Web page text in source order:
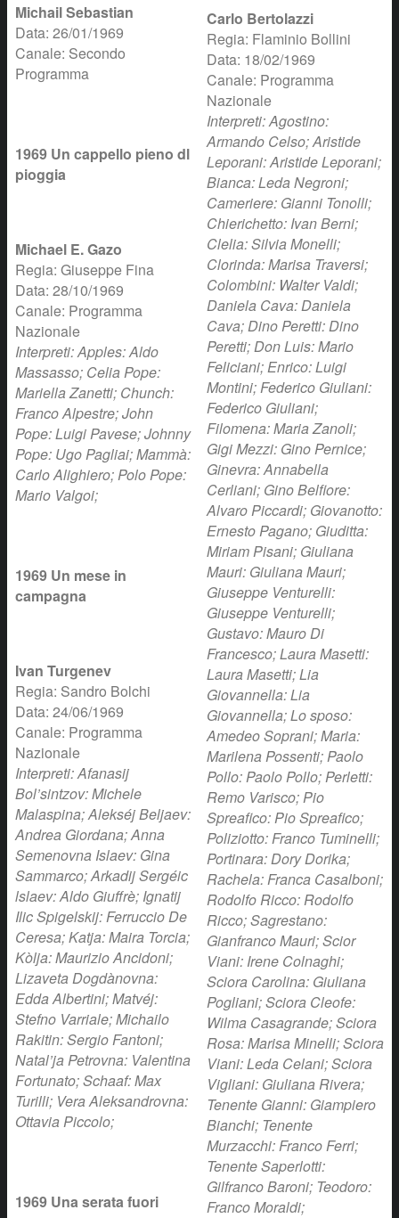
Michail Sebastian
Data: 26/01/1969
Canale: Secondo
Programma
1969 Un cappello pieno dl
pioggia
Michael E. Gazo
Regia: Giuseppe Fina
Data: 28/10/1969
Canale: Programma
Nazionale
Interpreti: Apples: Aldo
Massasso; Celia Pope:
Mariella Zanetti; Chunch:
Franco Alpestre; John
Pope: Luigi Pavese; Johnny
Pope: Ugo Pagliai; Mammà:
Carlo Alighiero; Polo Pope:
Mario Valgoi;
1969 Un mese in
campagna
Ivan Turgenev
Regia: Sandro Bolchi
Data: 24/06/1969
Canale: Programma
Nazionale
Interpreti: Afanasij
Bol’sintzov: Michele
Malaspina; Alekséj Beljaev:
Andrea Giordana; Anna
Semenovna Islaev: Gina
Sammarco; Arkadij Sergéic
lslaev: Aldo Giuffrè; Ignatij
Ilic Spigelskij: Ferruccio De
Ceresa; Katja: Maira Torcia;
Kòlja: Maurizio Ancidoni;
Lizaveta Dogdànovna:
Edda Albertini; Matvéj:
Stefno Varriale; Michailo
Rakitin: Sergio Fantoni;
Natal’ja Petrovna: Valentina
Fortunato; Schaaf: Max
Turilli; Vera Aleksandrovna:
Ottavia Piccolo;
1969 Una serata fuori
Carlo Bertolazzi
Regia: Flaminio Bollini
Data: 18/02/1969
Canale: Programma
Nazionale
Interpreti: Agostino:
Armando Celso; Aristide
Leporani: Aristide Leporani;
Bianca: Leda Negroni;
Cameriere: Gianni Tonolli;
Chierichetto: Ivan Berni;
Clelia: Silvia Monelli;
Clorinda: Marisa Traversi;
Colombini: Walter Valdi;
Daniela Cava: Daniela
Cava; Dino Peretti: Dino
Peretti; Don Luis: Mario
Feliciani; Enrico: Luigi
Montini; Federico Giuliani:
Federico Giuliani;
Filomena: Maria Zanoli;
Gigi Mezzi: Gino Pernice;
Ginevra: Annabella
Cerliani; Gino Belfiore:
Alvaro Piccardi; Giovanotto:
Ernesto Pagano; Giuditta:
Miriam Pisani; Giuliana
Mauri: Giuliana Mauri;
Giuseppe Venturelli:
Giuseppe Venturelli;
Gustavo: Mauro Di
Francesco; Laura Masetti:
Laura Masetti; Lia
Giovannella: Lia
Giovannella; Lo sposo:
Amedeo Soprani; Maria:
Marilena Possenti; Paolo
Pollo: Paolo Pollo; Perletti:
Remo Varisco; Pio
Spreafico: Pio Spreafico;
Poliziotto: Franco Tuminelli;
Portinara: Dory Dorika;
Rachela: Franca Casalboni;
Rodolfo Ricco: Rodolfo
Ricco; Sagrestano:
Gianfranco Mauri; Scior
Viani: Irene Colnaghi;
Sciora Carolina: Giuliana
Pogliani; Sciora Cleofe:
Wilma Casagrande; Sciora
Rosa: Marisa Minelli; Sciora
Viani: Leda Celani; Sciora
Vigliani: Giuliana Rivera;
Tenente Gianni: Giampiero
Bianchi; Tenente
Murzacchi: Franco Ferri;
Tenente Saperlotti:
Gilfranco Baroni; Teodoro:
Franco Moraldi;